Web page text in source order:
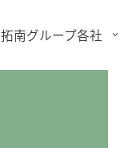
拓南グループ各社